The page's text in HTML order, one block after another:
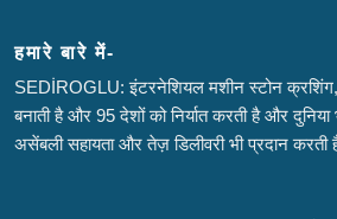
हमारे बारे में-
SEDİROGLU: इंटरनेशियल मशीन स्टोन क्रशिंग,
बनाती है और 95 देशों को निर्यात करती है और दुनिया
असेंबली सहायता और तेज़ डिलीवरी भी प्रदान करती